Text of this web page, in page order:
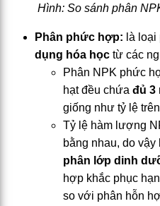
Hình: So sánh phân
Phân phức hợp: là
dụng hóa họctừ các
Phân NPK phức
hạt đều chứa đủ 3
giống như tỷ lệ
Tỷ lệ hàm lượng
bằng nhau, do vậy
phân lớp dinh
hợp khắc phục
so với phân hỗn